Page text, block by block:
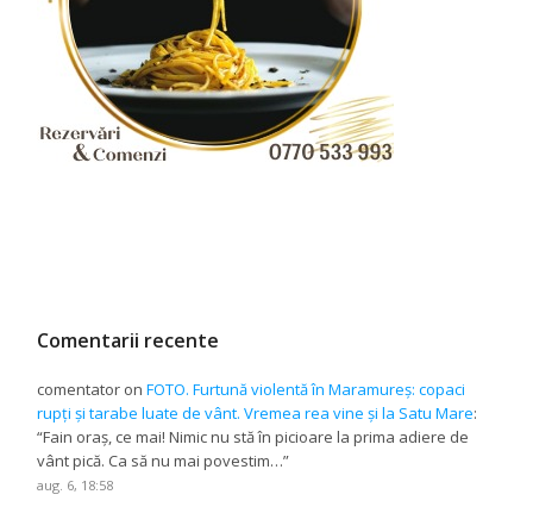
Comentarii recente
comentator onFOTO. Furtună violentă în Maramureș: copaci
rupți și tarabe luate de vânt. Vremea rea vine și la Satu Mare:
“Fain oraș, ce mai! Nimic nu stă în picioare la prima adiere de
vânt pică. Ca să nu mai povestim…”
aug. 6, 18:58